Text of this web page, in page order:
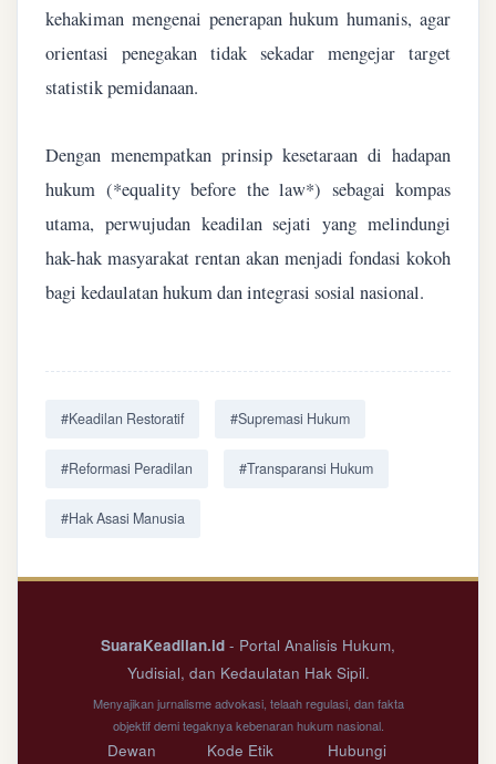
kehakiman mengenai penerapan hukum humanis, agar
orientasi penegakan tidak sekadar mengejar target
statistik pemidanaan.
Dengan menempatkan prinsip kesetaraan di hadapan
hukum (*equality before the law*) sebagai kompas
utama, perwujudan keadilan sejati yang melindungi
hak-hak masyarakat rentan akan menjadi fondasi kokoh
bagi kedaulatan hukum dan integrasi sosial nasional.
#Keadilan Restoratif #Supremasi Hukum
#Reformasi Peradilan #Transparansi Hukum
#Hak Asasi Manusia
SuaraKeadilan.id - Portal Analisis Hukum,
Yudisial, dan Kedaulatan Hak Sipil.
Menyajikan jurnalisme advokasi, telaah regulasi, dan fakta
objektif demi tegaknya kebenaran hukum nasional.
Dewan Kode Etik Hubungi